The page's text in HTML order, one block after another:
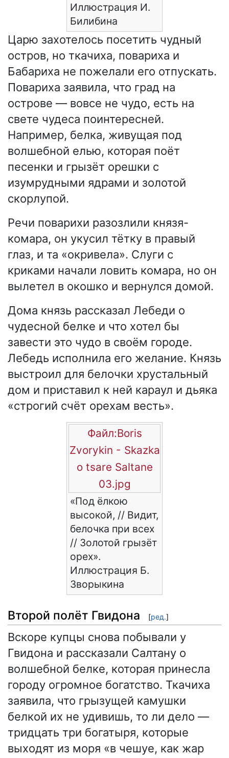
Иллюстрация И.
Билибина
Царю захотелось посетить чудный
остров, но ткачиха, повариха и
Бабариха не пожелали его отпускать.
Повариха заявила, что град на
острове — вовсе не чудо, есть на
свете чудеса поинтересней.
Например, белка, живущая под
волшебной елью, которая поёт
песенки и грызёт орешки с
изумрудными ядрами и золотой
скорлупой.
Речи поварихи разозлили князя-
комара, он укусил тётку в правый
глаз, и та «окривела». Слуги с
криками начали ловить комара, но он
вылетел в окошко и вернулся домой.
Дома князь рассказал Лебеди о
чудесной белке и что хотел бы
завести это чудо в своём городе.
Лебедь исполнила его желание. Князь
выстроил для белочки хрустальный
дом и приставил к ней караул и дьяка
«строгий счёт орехам весть».
Файл:Boris
Zvorykin - Skazka
o tsare Saltane
03.jpg
«Под ёлкою
высокой, // Видит,
белочка при всех
// Золотой грызёт
орех».
Иллюстрация Б.
Зворыкина
Второй полёт Гвидона [ред.]
Вскоре купцы снова побывали у
Гвидона и рассказали Салтану о
волшебной белке, которая принесла
городу огромное богатство. Ткачиха
заявила, что грызущей камушки
белкой их не удивишь, то ли дело —
тридцать три богатыря, которые
выходят из моря «в чешуе, как жар